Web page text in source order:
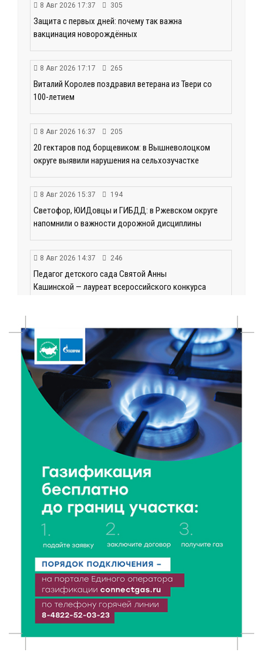
8 Авг 2026 17:37 305
Защита с первых дней: почему так важна
вакцинация новорождённых
8 Авг 2026 17:17 265
Виталий Королев поздравил ветерана из Твери со
100-летием
8 Авг 2026 16:37 205
20 гектаров под борщевиком: в Вышневолоцком
округе выявили нарушения на сельхозучастке
8 Авг 2026 15:37 194
Светофор, ЮИДовцы и ГИБДД: в Ржевском округе
напомнили о важности дорожной дисциплины
8 Авг 2026 14:37 246
Педагог детского сада Святой Анны
Кашинской — лауреат всероссийского конкурса
Тверские экологи сняли на видео медвежий обед
8 Авг 2026 14:14 226
Виталий Королев запустил веловолну на Волге в
Калязине
8 Авг 2026 13:37 447
Чем удивит X Международный фестиваль «Калитка»
8 Авг 2026 12:37 252
Забыл вещи в транспорте? Рассказываем, что ждёт
пассажиров по новым правилам
8 Авг 2026 12:12 687
Более 40 миллионов на металлургию получил бизнес
Твери
8 Авг 2026 11:37 319
От теории до практики: в детских лагерях Тверской